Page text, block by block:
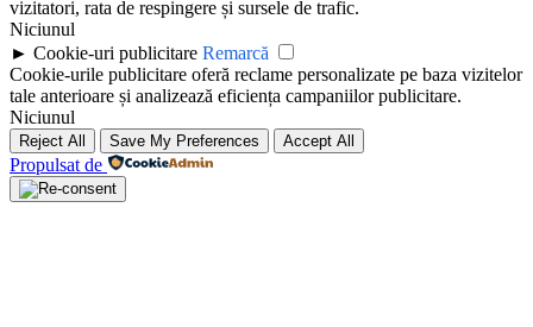
vizitatori, rata de respingere și sursele de trafic.
Niciunul
► Cookie-uri publicitare Remarcă
Cookie-urile publicitare oferă reclame personalizate pe baza vizitelor
tale anterioare și analizează eficiența campaniilor publicitare.
Niciunul
Reject All Save My Preferences Accept All
Propulsat de